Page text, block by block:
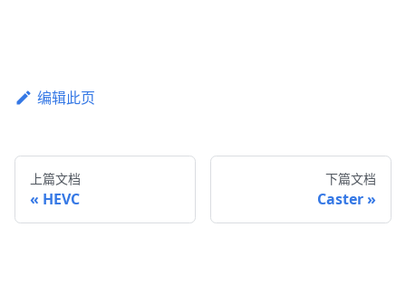
编辑此页
上篇文档
HEVC
下篇文档
Caster